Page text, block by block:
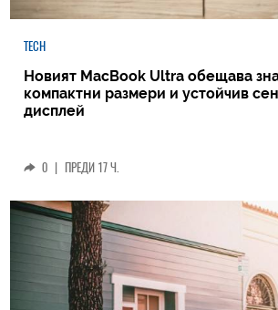
TECH
Новият MacBook Ultra обещава
компактни размери и устойчив
дисплей
0 | ПРЕДИ 17 Ч.